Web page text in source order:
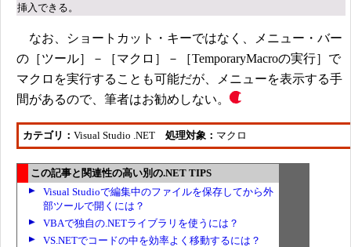
挿入できる。
なお、ショートカット・キーではなく、メニュー・バー
の［ツール］－［マクロ］－［TemporaryMacroの実行］で
マクロを実行することも可能だが、メニューを表示する手
間があるので、筆者はお勧めしない。
カテゴリ： Visual Studio .NET 処理対象： マクロ
この記事と関連性の高い別の.NET TIPS
Visual Studioで編集中のファイルを保存してから外
部ツールで開くには？
VBAで独自の.NETライブラリを使うには？
VS.NETでコードの中を効率よく移動するには？